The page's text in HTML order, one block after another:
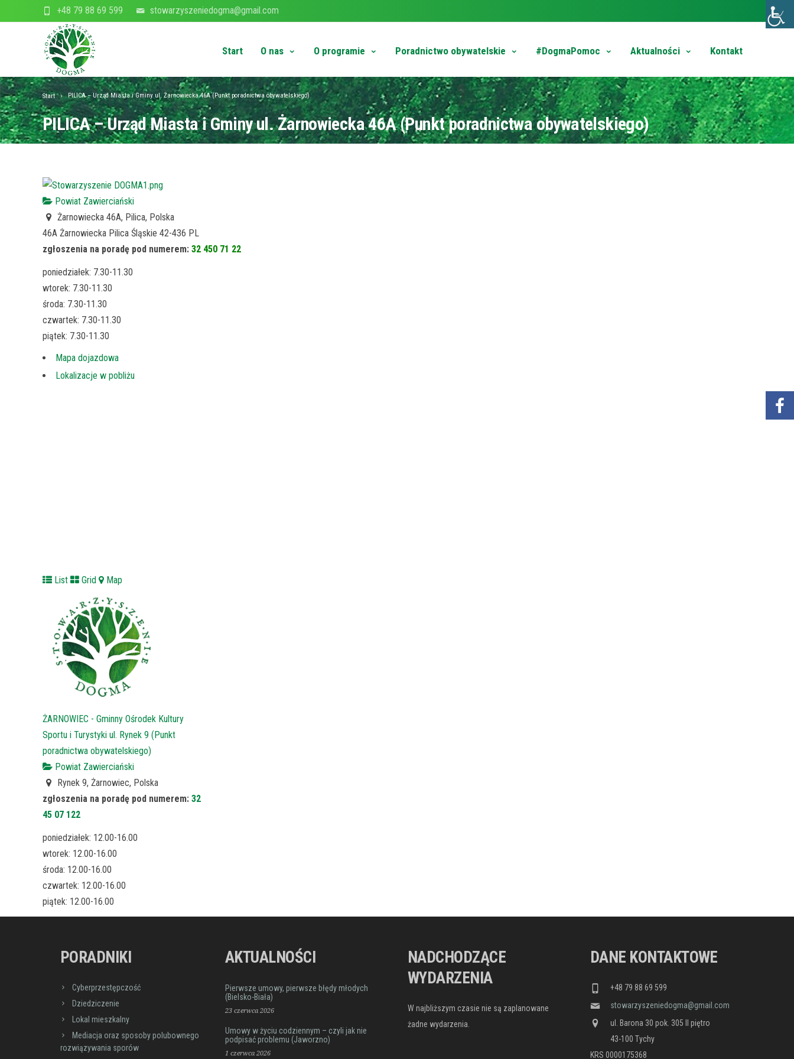
stowarzyszeniedogma@gmail.com
+48 79 88 69 599
Start O nas O programie Poradnictwo obywatelskie #DogmaPomoc Aktualności Kontakt
Start PILICA – Urząd Miasta i Gminy ul. Żarnowiecka 46A (Punkt poradnictwa obywatelskiego)
PILICA – Urząd Miasta i Gminy ul. Żarnowiecka 46A (Punkt poradnictwa obywatelskiego)
Powiat Zawierciański
Żarnowiecka 46A, Pilica, Polska
46A Żarnowiecka Pilica Śląskie 42-436 PL
zgłoszenia na poradę pod numerem: 32 450 71 22
poniedziałek: 7.30-11.30
wtorek: 7.30-11.30
środa: 7.30-11.30
czwartek: 7.30-11.30
piątek: 7.30-11.30
Mapa dojazdowa
Lokalizacje w pobliżu
List Grid Map
ŻARNOWIEC - Gminny Ośrodek Kultury
Sportu i Turystyki ul. Rynek 9 (Punkt
poradnictwa obywatelskiego)
Powiat Zawierciański
Rynek 9, Żarnowiec, Polska
zgłoszenia na poradę pod numerem: 32
45 07 122
poniedziałek: 12.00-16.00
wtorek: 12.00-16.00
środa: 12.00-16.00
czwartek: 12.00-16.00
piątek: 12.00-16.00
PORADNIKI
Cyberprzestępczość
Dziedziczenie
Lokal mieszkalny
Mediacja oraz sposoby polubownego
rozwiązywania sporów
AKTUALNOŚCI
Pierwsze umowy, pierwsze błędy młodych
(Bielsko-Biała)
23 czerwca 2026
Umowy w życiu codziennym – czyli jak nie
podpisać problemu (Jaworzno)
1 czerwca 2026
NADCHODZĄCE
WYDARZENIA
W najbliższym czasie nie są zaplanowane
żadne wydarzenia.
DANE KONTAKTOWE
+48 79 88 69 599
stowarzyszeniedogma@gmail.com
ul. Barona 30 pok. 305 II piętro
43-100 Tychy
KRS 0000175368